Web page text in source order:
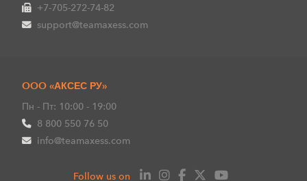
+7-705-272-74-82
support@teamaxess.com
OOO «АКСЕС РУ»
Пн - Пт: 10:00 - 19:00
8 800 550 76 50
info@teamaxess.com
Follow us on